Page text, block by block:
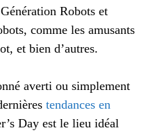
Robots et
comme les amusants
et bien d’autres.
averti ou simplement
tendances en
Day est le lieu idéal